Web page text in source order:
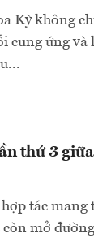
Kỳ không
cung ứng
thứ 3
tác
mở